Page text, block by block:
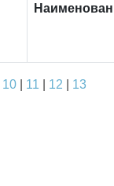
10| 11 12 13